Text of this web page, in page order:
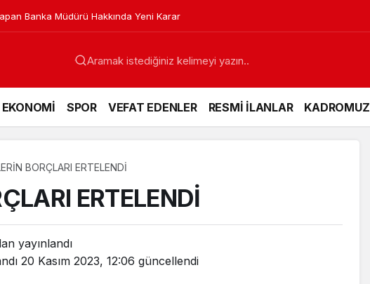
Banka Müdürü Hakkında Yeni Karar
EKONOMİ SPOR VEFAT EDENLER RESMİ İLANLAR KADROMUZ
BORÇLARI ERTELENDİ
ERTELENDİ
yayınlandı
20 Kasım 2023, 12:06 güncellendi